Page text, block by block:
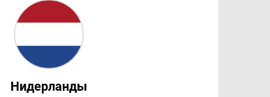
Нидерланды